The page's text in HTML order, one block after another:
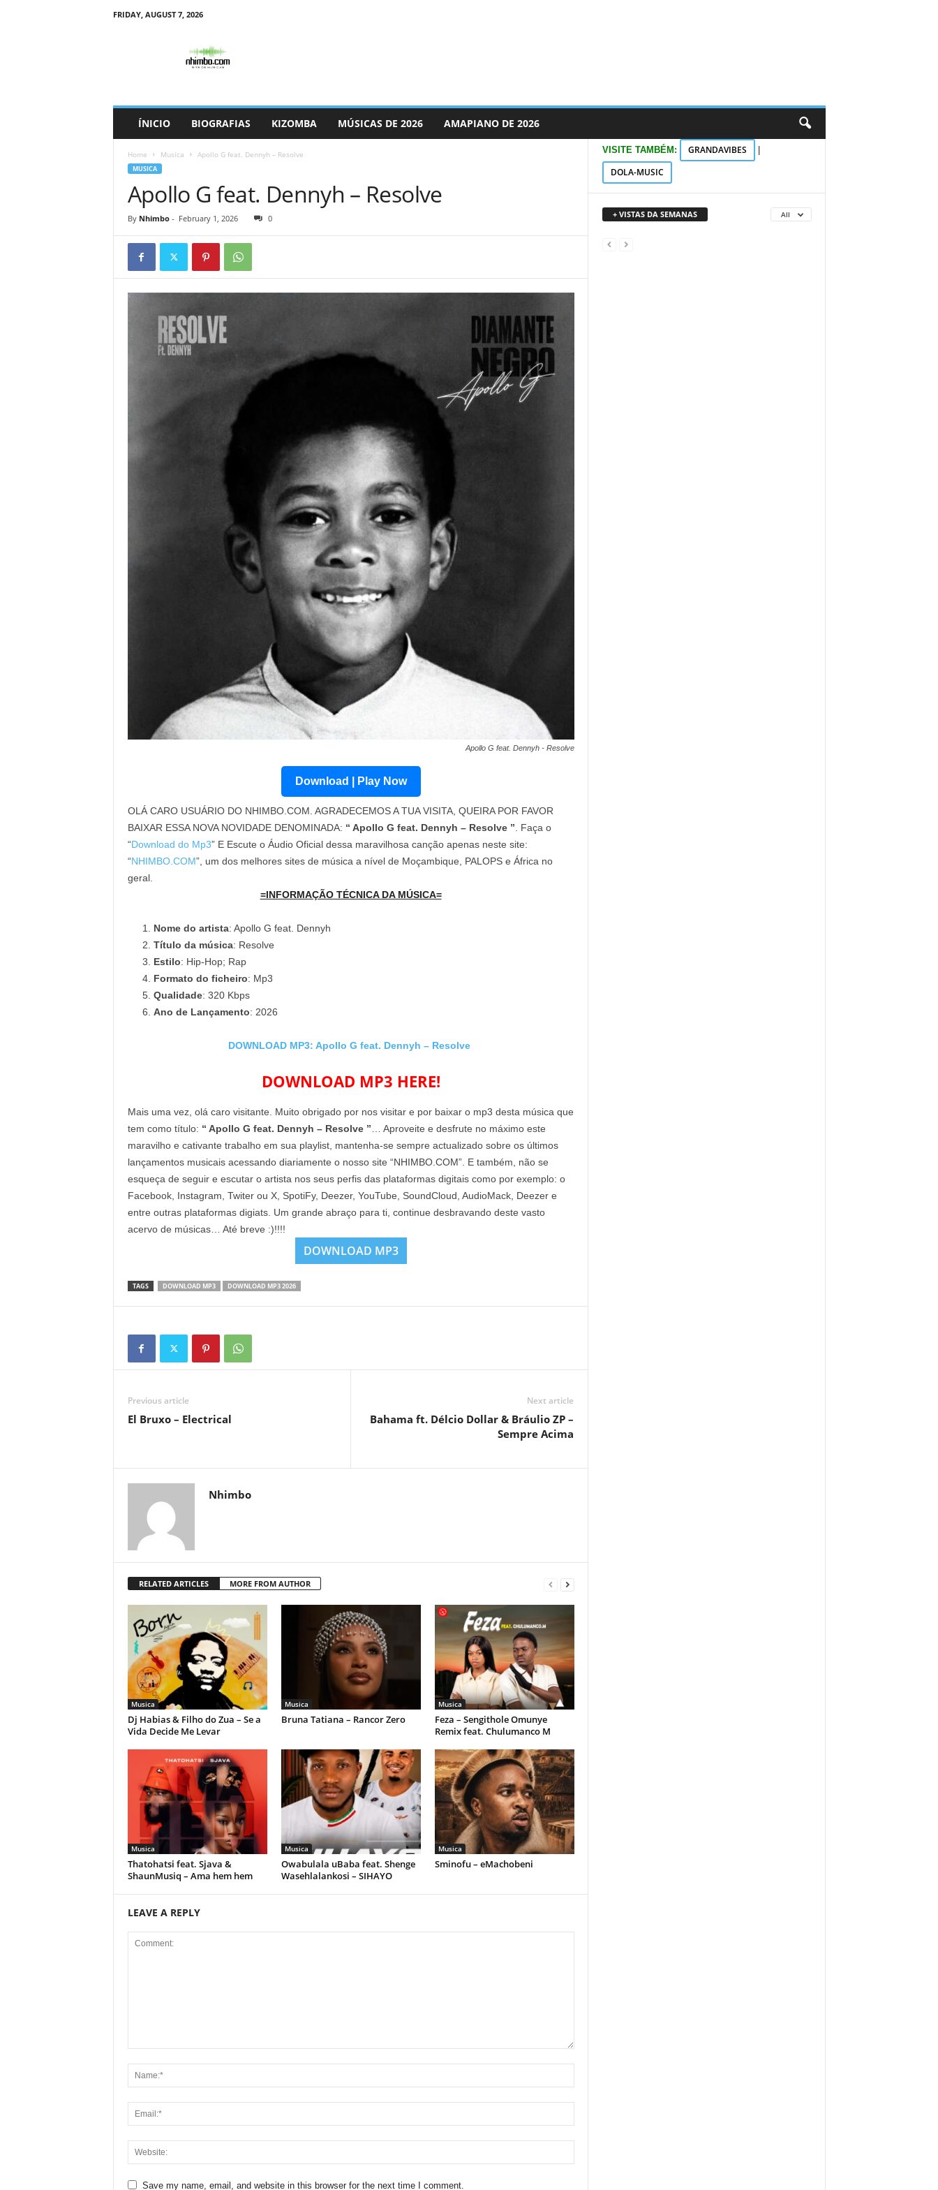
FRIDAY, AUGUST 7, 2026
ÍNICIO BIOGRAFIAS KIZOMBA MÚSICAS DE 2026 AMAPIANO DE 2026
Home Musica Apollo G feat. Dennyh – Resolve
MUSICA
Apollo G feat. Dennyh – Resolve
By Nhimbo- February 1, 2026 0
Apollo G feat. Dennyh - Resolve
Download | Play Now
OLÁ CARO USUÁRIO DO NHIMBO.COM. AGRADECEMOS A TUA VISITA, QUEIRA POR FAVOR
BAIXAR ESSA NOVA NOVIDADE DENOMINADA: “ Apollo G feat. Dennyh – Resolve ” . Faça o
“Download do Mp3” E Escute o Áudio Oficial dessa maravilhosa canção apenas neste site:
“NHIMBO.COM”, um dos melhores sites de música a nível de Moçambique, PALOPS e África no
geral.
=INFORMAÇÃO TÉCNICA DA MÚSICA=
Nome do artista: Apollo G feat. Dennyh
Título da música: Resolve
Estilo: Hip-Hop; Rap
Formato do ficheiro: Mp3
Qualidade: 320 Kbps
Ano de Lançamento: 2026
DOWNLOAD MP3: Apollo G feat. Dennyh – Resolve
DOWNLOAD MP3 HERE!
Mais uma vez, olá caro visitante. Muito obrigado por nos visitar e por baixar o mp3 desta música que
tem como título: “ Apollo G feat. Dennyh – Resolve ” … Aproveite e desfrute no máximo este
maravilho e cativante trabalho em sua playlist, mantenha-se sempre actualizado sobre os últimos
lançamentos musicais acessando diariamente o nosso site “NHIMBO.COM”. E também, não se
esqueça de seguir e escutar o artista nos seus perfis das plataformas digitais como por exemplo: o
Facebook, Instagram, Twiter ou X, SpotiFy, Deezer, YouTube, SoundCloud, AudioMack, Deezer e
entre outras plataformas digiats. Um grande abraço para ti, continue desbravando deste vasto
acervo de músicas… Até breve :)!!!!
DOWNLOAD MP3
TAGS DOWNLOAD MP3 DOWNLOAD MP3 2026
Previous article
El Bruxo – Electrical
Next article
Bahama ft. Délcio Dollar & Bráulio ZP –
Sempre Acima
Nhimbo
RELATED ARTICLES MORE FROM AUTHOR
Musica
Dj Habias & Filho do Zua – Se a
Vida Decide Me Levar
Musica
Bruna Tatiana – Rancor Zero
Musica
Feza – Sengithole Omunye
Remix feat. Chulumanco M
Musica
Thatohatsi feat. Sjava &
ShaunMusiq – Ama hem hem
Musica
Owabulala uBaba feat. Shenge
Wasehlalankosi – SIHAYO
Musica
Sminofu – eMachobeni
LEAVE A REPLY
Save my name, email, and website in this browser for the next time I comment.
VISITE TAMBÉM: GRANDAVIBES
DOLA-MUSIC
+ VISTAS DA SEMANAS All